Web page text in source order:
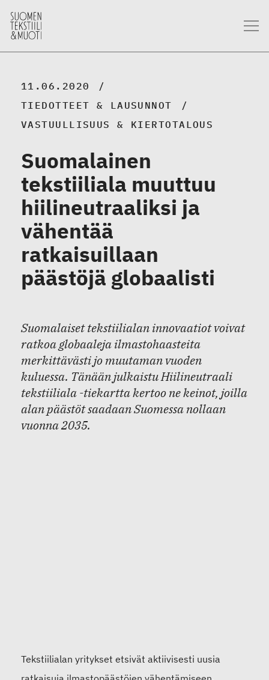
11.06.2020
TIEDOTTEET & LAUSUNNOT
VASTUULLISUUS & KIERTOTALOUS
Suomalainen
tekstiiliala muuttuu
hiilineutraaliksi ja
vähentää
ratkaisuillaan
päästöjä globaalisti
Suomalaiset tekstiilialan innovaatiot voivat
ratkoa globaaleja ilmastohaasteita
merkittävästi jo muutaman vuoden
kuluessa. Tänään julkaistu Hiilineutraali
tekstiiliala -tiekartta kertoo ne keinot, joilla
alan päästöt saadaan Suomessa nollaan
vuonna 2035.
Tekstiilialan yritykset etsivät aktiivisesti uusia